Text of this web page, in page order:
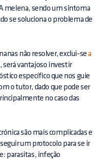
melena, sendo um sintoma
se soluciona o problema de
não resolver, exclui-sea
será vantajoso investir
específico que nos guie
o tutor, dado que pode ser
no caso das
são mais complicadas e
um protocolo para se ir
parasitas, infeção